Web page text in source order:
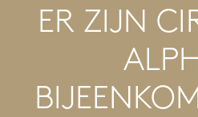
ER ZIJN